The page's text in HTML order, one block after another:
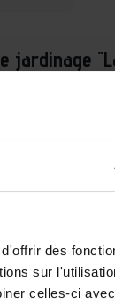
des
sur
celles-ci
jardinage
votre jardin
une variété
Parfaite pour
attireront
et
plus
notre